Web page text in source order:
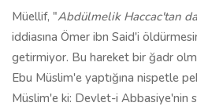
Müellif, "Abdülmelik Haccac'tan
iddiasına Ömer ibn Said'i
getirmiyor. Bu hareket bir ğadr
Ebu Müslim'e yaptığına nispetle
Müslim'e ki: Devlet-i Abbasiye'nin